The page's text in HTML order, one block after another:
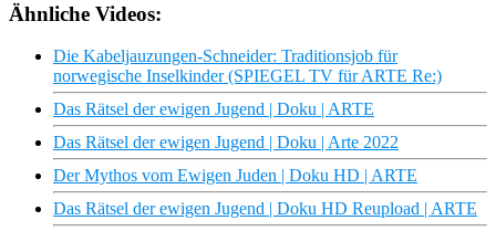
Ähnliche Videos:
Die Kabeljauzungen-Schneider: Traditionsjob für
norwegische Inselkinder (SPIEGEL TV für ARTE Re:)
Das Rätsel der ewigen Jugend | Doku | ARTE
Das Rätsel der ewigen Jugend | Doku | Arte 2022
Der Mythos vom Ewigen Juden | Doku HD | ARTE
Das Rätsel der ewigen Jugend | Doku HD Reupload | ARTE